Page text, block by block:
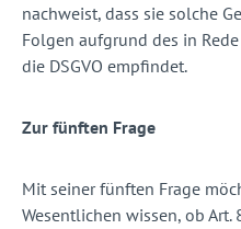
nachweist, dass sie solche
Folgen aufgrund des in
die DSGVO empfindet.
Zur fünften Frage
Mit seiner fünften Frage
Wesentlichen wissen, ob Art.